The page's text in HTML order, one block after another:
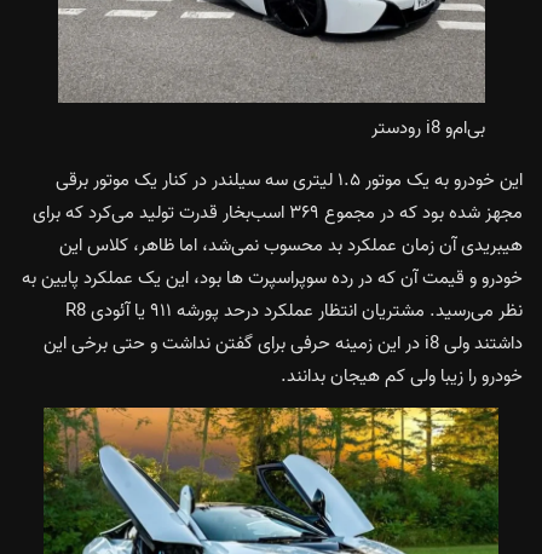
بی‌ام‌و i8 رودستر
این خودرو به یک موتور ١.۵ لیتری سه سیلندر در کنار یک موتور برقی
مجهز شده بود که در مجموع ٣۶٩ اسب‌بخار قدرت تولید می‌کرد که برای
هیبریدی آن زمان عملکرد بد محسوب نمی‌شد، اما ظاهر، کلاس این
خودرو و قیمت آن که در رده سوپراسپرت ها بود، این یک عملکرد پایین به
نظر می‌رسید. مشتريان انتظار عملکرد درحد پورشه ٩١١ یا آئودی R8
داشتند ولی i8 در این زمینه حرفی برای گفتن نداشت و حتی برخی این
خودرو را زیبا ولی کم هیجان بدانند.